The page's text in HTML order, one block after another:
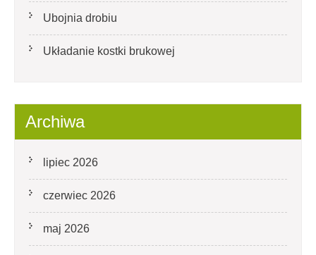
Ubojnia drobiu
Układanie kostki brukowej
Archiwa
lipiec 2026
czerwiec 2026
maj 2026